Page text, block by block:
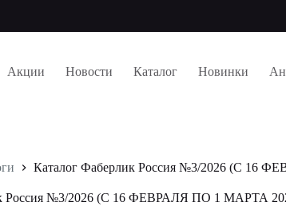
Акции Новости Каталог Новинки
Каталог Фаберлик Россия №3/2026 (С 16
Россия №3/2026 (С 16 ФЕВРАЛЯ ПО 1 МАРТА